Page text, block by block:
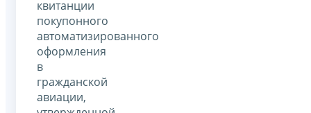
квитанции
покупонного
автоматизированного
оформления
в
гражданской
авиации,